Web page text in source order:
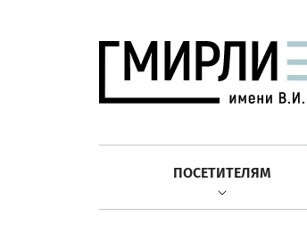
ПОСЕТИТЕЛЯМ